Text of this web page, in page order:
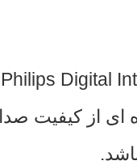
از کیفیت